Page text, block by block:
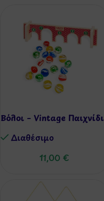
Βόλοι – Vintage Παιχνίδι
Διαθέσιμo
11,00 €